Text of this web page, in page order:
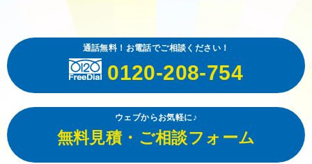
通話無料！お電話でご相談ください！
0120-208-754
ウェブからお気軽に♪
無料見積・ご相談フォーム